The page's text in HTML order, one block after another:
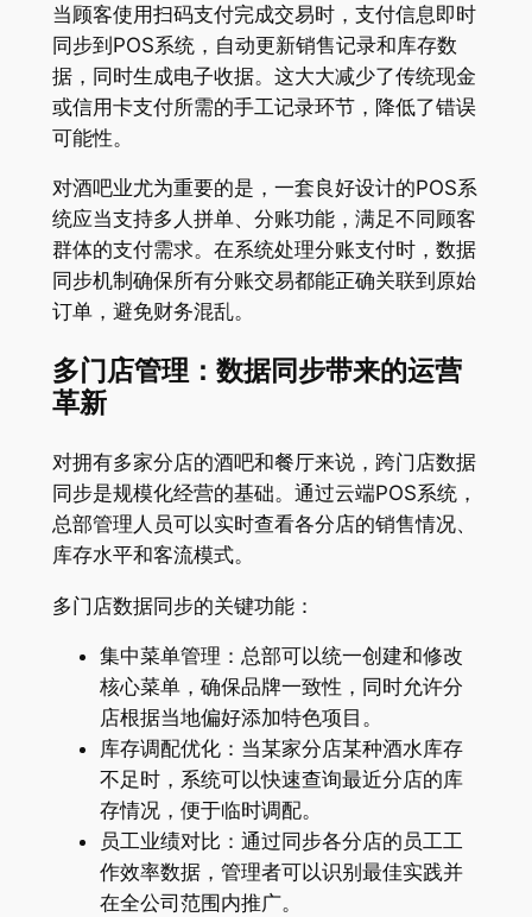
当顾客使用扫码支付完成交易时，支付信息即时
同步到POS系统，自动更新销售记录和库存数
据，同时生成电子收据。这大大减少了传统现金
或信用卡支付所需的手工记录环节，降低了错误
可能性。
对酒吧业尤为重要的是，一套良好设计的POS系
统应当支持多人拼单、分账功能，满足不同顾客
群体的支付需求。在系统处理分账支付时，数据
同步机制确保所有分账交易都能正确关联到原始
订单，避免财务混乱。
多门店管理：数据同步带来的运营
革新
对拥有多家分店的酒吧和餐厅来说，跨门店数据
同步是规模化经营的基础。通过云端POS系统，
总部管理人员可以实时查看各分店的销售情况、
库存水平和客流模式。
多门店数据同步的关键功能：
集中菜单管理：总部可以统一创建和修改
核心菜单，确保品牌一致性，同时允许分
店根据当地偏好添加特色项目 。
库存调配优化：当某家分店某种酒水库存
不足时，系统可以快速查询最近分店的库
存情况，便于临时调配。
员工业绩对比：通过同步各分店的员工工
作效率数据，管理者可以识别最佳实践并
在全公司范围内推广。